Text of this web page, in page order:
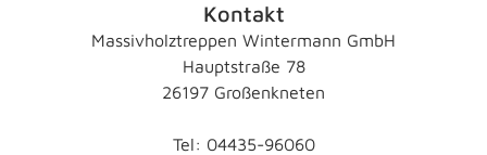
Kontakt
Massivholztreppen Wintermann GmbH
Hauptstraße 78
26197 Großenkneten
Tel: 04435-96060